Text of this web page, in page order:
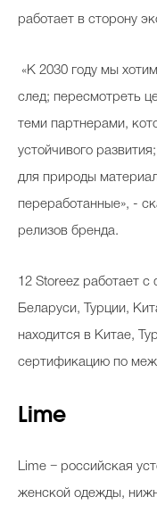
работает в сторону
«К 2030 году мы
след; пересмотреть
теми партнерами,
устойчивого
для природы
переработанные», -
релизов бренда.
12 Storeez работает
Беларуси, Турции,
находится в Китае,
сертификацию по
Lime
Lime − российская
женской одежды,